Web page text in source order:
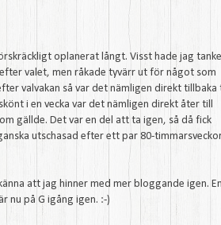
oplanerat långt. Visst hade jag
valet, men råkade tyvärr ut för något som
valvakan så var det nämligen direkt tillbaka
i en vecka var det nämligen direkt åter till
gällde. Det var en del att ta igen, så då fick
utschasad efter ett par 80-
att jag hinner med mer bloggande igen. En
nu på G igång igen. :-)